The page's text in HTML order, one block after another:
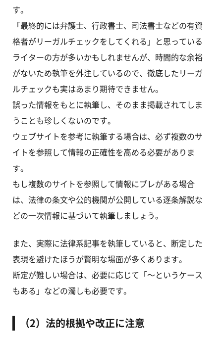
す。
「最終的には弁護士、行政書士、司法書士などの有資
格者がリーガルチェックをしてくれる」と思っている
ライターの方が多いかもしれませんが、時間的な余裕
がないため執筆を外注しているので、徹底したリーガ
ルチェックも実はあまり期待できません。
誤った情報をもとに執筆し、そのまま掲載されてしま
うことも珍しくないのです。
ウェブサイトを参考に執筆する場合は、必ず複数のサ
イトを参照して情報の正確性を高める必要がありま
す。
もし複数のサイトを参照して情報にブレがある場合
は、法律の条文や公的機関が公開している逐条解説な
どの一次情報に基づいて執筆しましょう。
また、実際に法律系記事を執筆していると、断定した
表現を避けたほうが賢明な場面が多くあります。
断定が難しい場合は、必要に応じて「～というケース
もある」などの濁しも必要です。
（2）法的根拠や改正に注意